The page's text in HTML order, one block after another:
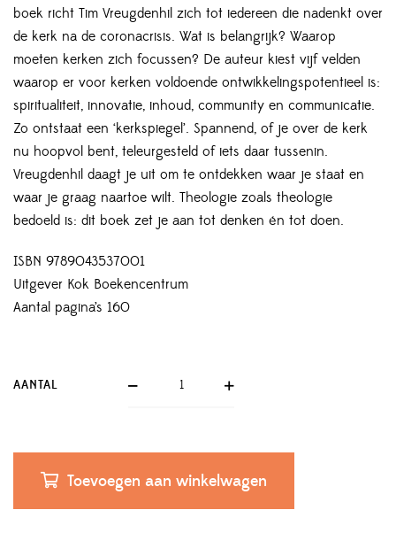
boek richt Tim Vreugdenhil zich tot iedereen die nadenkt over
de kerk na de coronacrisis. Wat is belangrijk? Waarop
moeten kerken zich focussen? De auteur kiest vijf velden
waarop er voor kerken voldoende ontwikkelingspotentieel is:
spiritualiteit, innovatie, inhoud, community en communicatie.
Zo ontstaat een ‘kerkspiegel’. Spannend, of je over de kerk
nu hoopvol bent, teleurgesteld of iets daar tussenin.
Vreugdenhil daagt je uit om te ontdekken waar je staat en
waar je graag naartoe wilt. Theologie zoals theologie
bedoeld is: dit boek zet je aan tot denken én tot doen.
ISBN 9789043537001
Uitgever Kok Boekencentrum
Aantal pagina’s 160
AANTAL
Toevoegen aan winkelwagen